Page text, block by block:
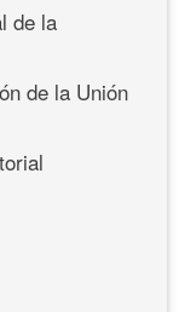
de la
de la Unión